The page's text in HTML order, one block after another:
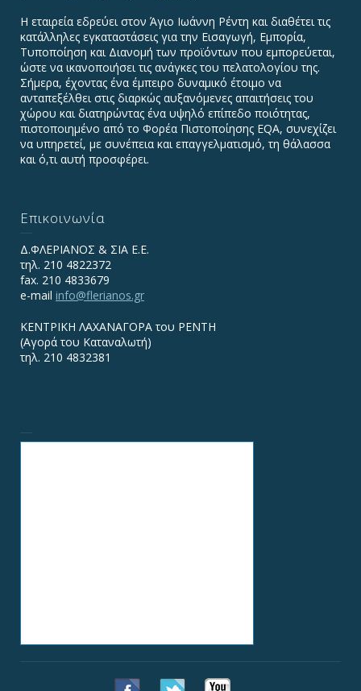
Η εταιρεία εδρεύει στον Άγιο Ιωάννη Ρέντη και διαθέτει τις
κατάλληλες εγκαταστάσεις για την Εισαγωγή, Εμπορία,
Τυποποίηση και Διανομή των προϊόντων που εμπορεύεται,
ώστε να ικανοποιήσει τις ανάγκες του πελατολογίου της.
Σήμερα, έχοντας ένα έμπειρο δυναμικό έτοιμο να
ανταπεξέλθει στις διαρκώς αυξανόμενες απαιτήσεις του
χώρου και διατηρώντας ένα υψηλό επίπεδο ποιότητας,
πιστοποιημένο από το Φορέα Πιστοποίησης EQA, συνεχίζει
να υπηρετεί, με συνέπεια και επαγγελματισμό, τη θάλασσα
και ό,τι αυτή προσφέρει.
Επικοινωνία
Δ.ΦΛΕΡΙΑΝΟΣ & ΣΙΑ Ε.Ε.
τηλ. 210 4822372
fax. 210 4833679
e-mail info@flerianos.gr
ΚΕΝΤΡΙΚΗ ΛΑΧΑΝΑΓΟΡΑ του ΡΕΝΤΗ
(Αγορά του Καταναλωτή)
τηλ. 210 4832381